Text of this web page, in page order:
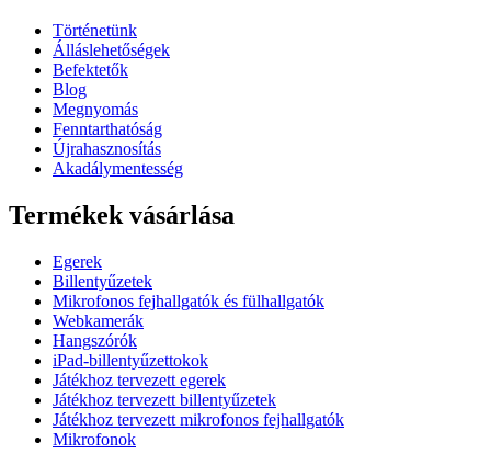
Történetünk
Álláslehetőségek
Befektetők
Blog
Megnyomás
Fenntarthatóság
Újrahasznosítás
Akadálymentesség
Termékek vásárlása
Egerek
Billentyűzetek
Mikrofonos fejhallgatók és fülhallgatók
Webkamerák
Hangszórók
iPad-billentyűzettokok
Játékhoz tervezett egerek
Játékhoz tervezett billentyűzetek
Játékhoz tervezett mikrofonos fejhallgatók
Mikrofonok